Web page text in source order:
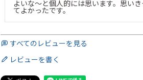
よいな～と個人的には思います。思いき
すべてのレビューを見る
レビューを書く